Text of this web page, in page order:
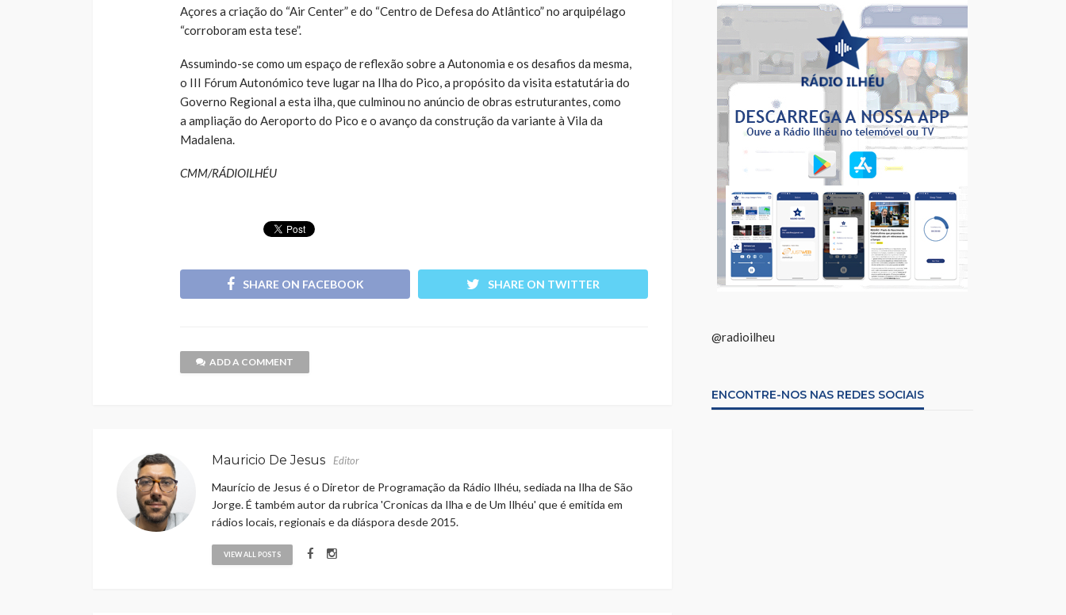
Açores a criação do “Air Center” e do “Centro de Defesa do Atlântico” no arquipélago
“corroboram esta tese”.
Assumindo-se como um espaço de reflexão sobre a Autonomia e os desafios da mesma,
o III Fórum Autonómico teve lugar na Ilha do Pico, a propósito da visita estatutária do
Governo Regional a esta ilha, que culminou no anúncio de obras estruturantes, como
a ampliação do Aeroporto do Pico e o avanço da construção da variante à Vila da
Madalena.
CMM/RÁDIOILHÉU
SHARE ON FACEBOOK SHARE ON TWITTER
ADD A COMMENT
Mauricio De Jesus Editor
Maurício de Jesus é o Diretor de Programação da Rádio Ilhéu, sediada na Ilha de São
Jorge. É também autor da rubrica 'Cronicas da Ilha e de Um Ilhéu' que é emitida em
rádios locais, regionais e da diáspora desde 2015.
VIEW ALL POSTS
@radioilheu
ENCONTRE-NOS NAS REDES SOCIAIS